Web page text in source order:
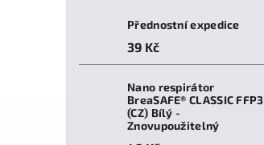
Přednostní expedice
39 Kč
Nano respirátor
BreaSAFE® CLASSIC FFP3
(CZ) Bílý -
Znovupoužitelný